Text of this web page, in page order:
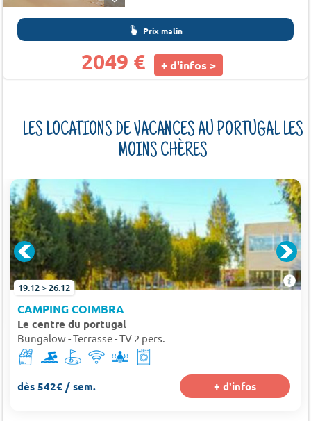
Prix malin
2049 € + d'infos >
LES LOCATIONS DE VACANCES AU PORTUGAL LES
MOINS CHÈRES
19.12 > 26.12
CAMPING COIMBRA
Le centre du portugal
Bungalow - Terrasse - TV 2 pers.
dès 542€ / sem. + d'infos